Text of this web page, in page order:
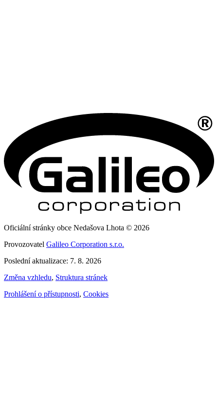
Oficiální stránky obce Nedašova Lhota © 2026
Provozovatel Galileo Corporation s.r.o.
Poslední aktualizace: 7. 8. 2026
Změna vzhledu, Struktura stránek
Prohlášení o přístupnosti, Cookies